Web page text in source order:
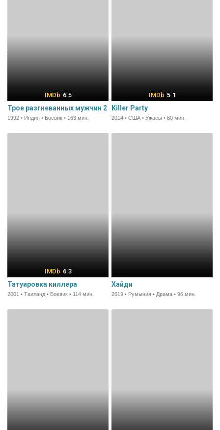
6.5
Трое разгневанных мужчин 2
1992 • Индия • Боевик • 163 мин.
5.1
Killer Party
2014 • США • Ужасы • 80 мин.
6.3
Татуировка киллера
2001 • Таиланд • Боевик • 114 мин.
Хайди
2019 • Румыния • Драма • 96 мин.